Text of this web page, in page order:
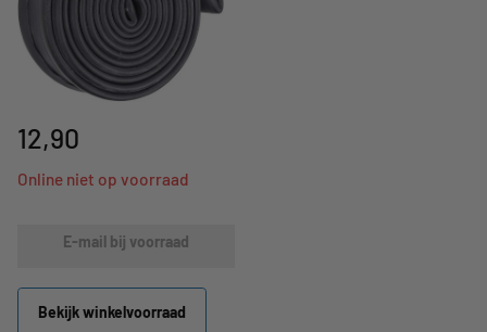
12,90
Online niet op voorraad
E-mail bij voorraad
Bekijk winkelvoorraad